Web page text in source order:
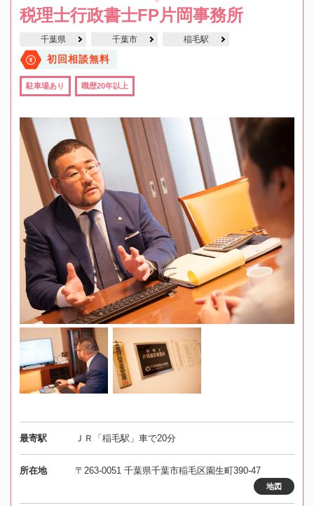
税理士行政書士FP片岡事務所
千葉県 千葉市 稲毛駅
初回相談無料
駐車場あり 職歴20年以上
最寄駅 ＪＲ「稲毛駅」車で20分
所在地 〒263-0051 千葉県千葉市稲毛区園生町390-47
地図